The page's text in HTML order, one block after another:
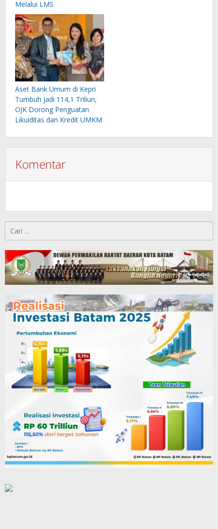
Melalui LMS
Aset Bank Umum di Kepri
Tumbuh Jadi 114,1 Triliun,
OJK Dorong Penguatan
Likuiditas dan Kredit UMKM
Komentar
untuk: